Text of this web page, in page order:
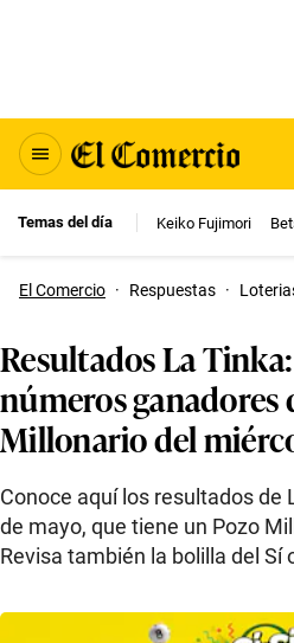
Temas del día Keiko Fujimori
El Comercio · Respuestas ·
Resultados La
números ganadores
Millonario del
Conoce aquí los resultados de
de mayo, que tiene un Pozo
Revisa también la bolilla del Sí